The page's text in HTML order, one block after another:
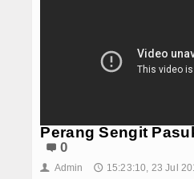
Perang Sengit
0
👤 Admin 🕔 15:23:10, 23 Jul